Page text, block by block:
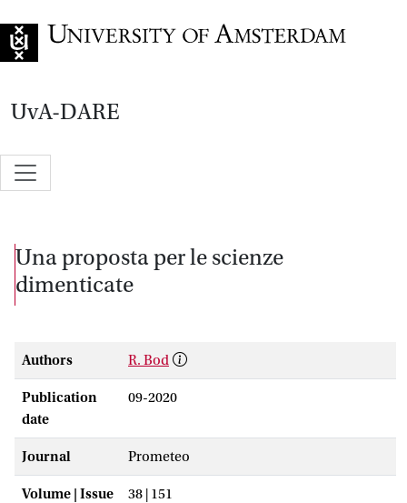
UvA-DARE
Una proposta per le scienze
dimenticate
Authors R. Bod
Publication
date
09-2020
Journal Prometeo
Volume | Issue
38 | 151